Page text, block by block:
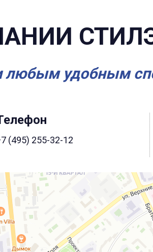
любым удобным
(495) 255-32-12